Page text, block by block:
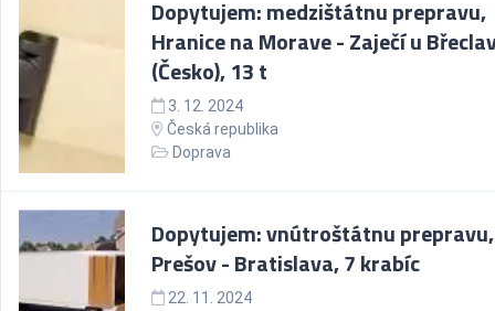
Dopytujem: medzištátnu prepravu,
Hranice na Morave - Zaječí u
(Česko), 13 t
3. 12. 2024
Česká republika
Doprava
Dopytujem: vnútroštátnu prepravu,
Prešov - Bratislava, 7 krabíc
22. 11. 2024